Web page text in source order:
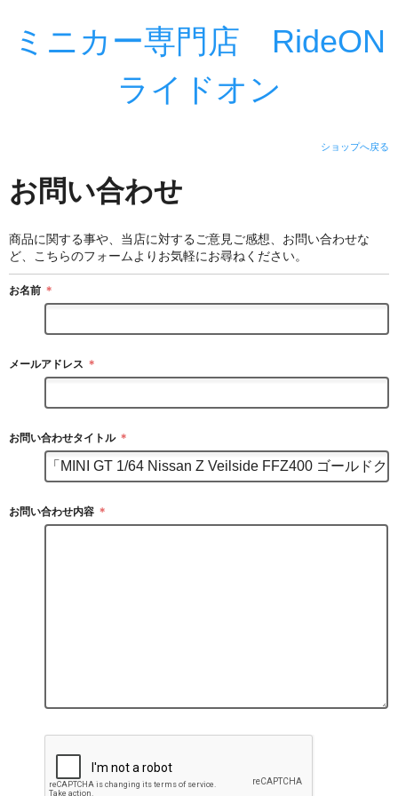
ミニカー専門店 RideON
ライドオン
ショップへ戻る
お問い合わせ
商品に関する事や、当店に対するご意見ご感想、お問い合わせな
ど、こちらのフォームよりお気軽にお尋ねください。
お名前 ＊
メールアドレス ＊
お問い合わせタイトル ＊
お問い合わせ内容 ＊